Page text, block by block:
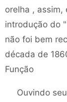
orelha , assim,
introdução do
não foi bem
década de
Função
Ouvindo